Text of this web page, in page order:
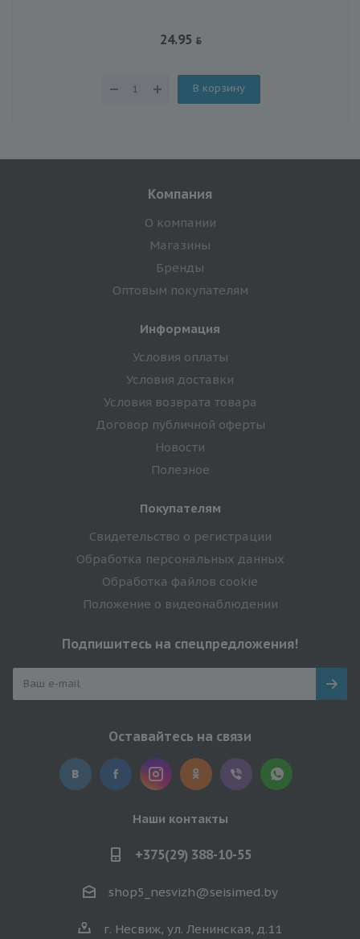
24.95
В корзину
Компания
О компании
Магазины
Бренды
Оптовым покупателям
Информация
Условия оплаты
Условия доставки
Условия возврата товара
Договор публичной оферты
Новости
Полезное
Покупателям
Свидетельство о регистрации
Обработка персональных данных
Обработка файлов cookie
Положение о видеонаблюдении
Подпишитесь на спецпредложения!
Оставайтесь на связи
Наши контакты
+375(29) 388-10-55
shop5_nesvizh@seisimed.by
г. Несвиж, ул. Ленинская, д.11